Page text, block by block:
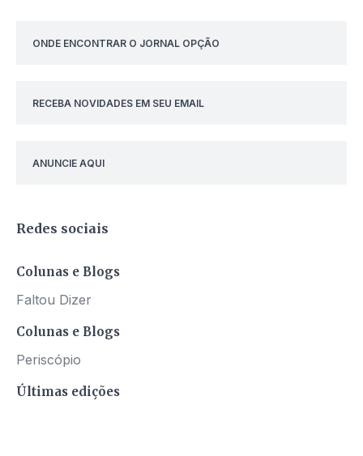
ONDE ENCONTRAR O JORNAL OPÇÃO
RECEBA NOVIDADES EM SEU EMAIL
ANUNCIE AQUI
Redes sociais
Colunas e Blogs
Faltou Dizer
Colunas e Blogs
Periscópio
Últimas edições